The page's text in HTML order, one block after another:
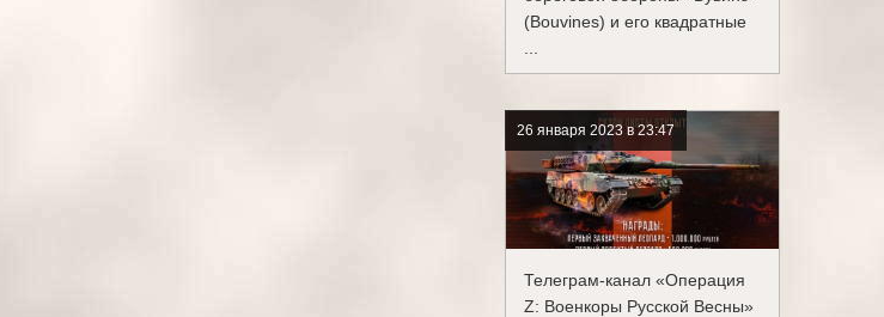
(Bouvines) и его квадратные
26 января 2023 в 23:47
Телеграм-канал «Операция
Z: Военкоры Русской Весны»